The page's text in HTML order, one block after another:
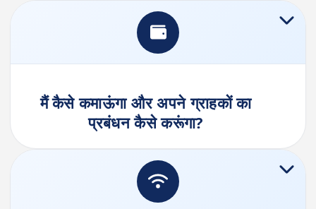
मैं कैसे कमाऊंगा और अपने ग्राहकों का
प्रबंधन कैसे करूंगा?